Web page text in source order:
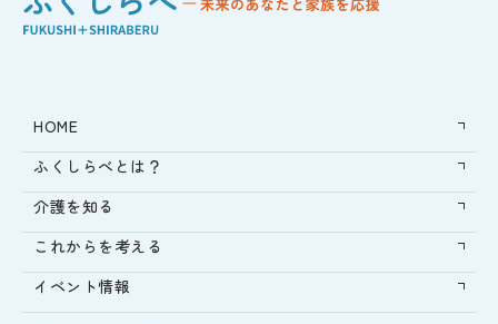
HOME
ふくしらべとは？
介護を知る
これからを考える
イベント情報